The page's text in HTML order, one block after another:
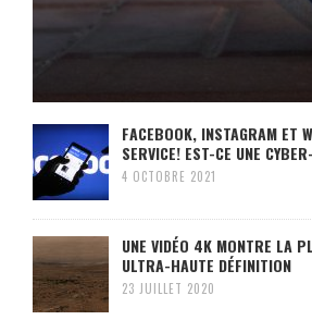
FACEBOOK, INSTAGRAM ET
SERVICE! EST-CE UNE
4 OCTOBRE 2021
UNE VIDÉO 4K MONTRE LA
ULTRA-HAUTE DÉFINITION
23 JUILLET 2020